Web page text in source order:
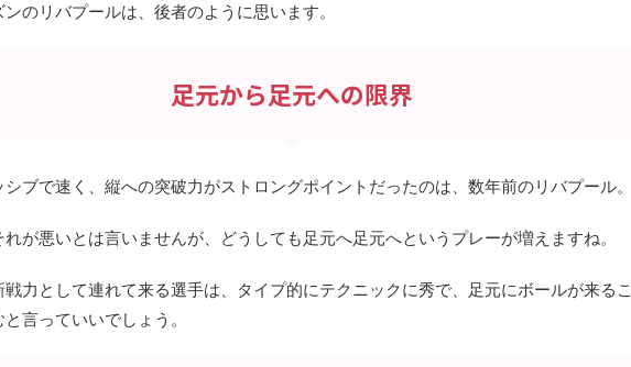
のリバプールは、後者のように思います。
足元から足元への限界
シブで速く、縦への突破力がストロングポイントだったのは、数年前のリバプール。
が悪いとは言いませんが、どうしても足元へ足元へというプレーが増えますね。
戦力として連れて来る選手は、タイプ的にテクニックに秀で、足元にボールが来るこ
言っていいでしょう。